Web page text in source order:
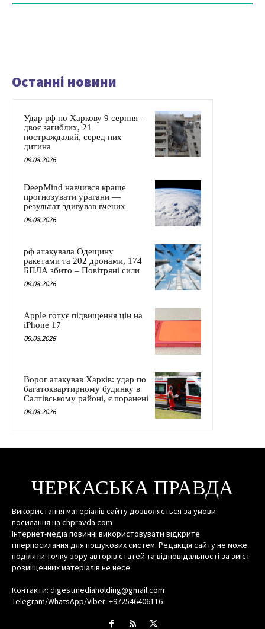
Останні новини
Удар рф по Харкову 9 серпня –
двоє загиблих, 21
постраждалий, серед них
дитина
09.08.2026
DeepMind навчився краще
прогнозувати урагани —
результат здивував вчених
09.08.2026
рф атакувала Одещину
ракетами та 202 дронами, 174
БПЛА збито – Повітряні сили
09.08.2026
Apple готує підвищення цін на
iPhone 17
09.08.2026
Ворог атакував Харків: удар по
багатоквартирному будинку в
Салтівському районі, є поранені
09.08.2026
ЧЕРКАСЬКА ПРАВДА
Використання матеріалів сайту дозволяється за умови
посилання на chpravda.com
Інтернет-медіа повинні використовувати відкрите
гіперпосилання для пошукових систем. Редакція сайту не може
поділяти точку зору авторів статей та відповідальності за зміст
розміщенних матеріалів не несе.
Контакти: digestmediaholding@gmail.com
Telegram/WhatsApp/Viber: +972546406116